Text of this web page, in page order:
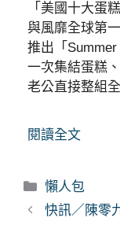
「美國十大蛋
與風靡全球第
推出「
一次集結蛋糕
老公直接整組
閱讀全文
分
類
懶人包
快訊／陳零